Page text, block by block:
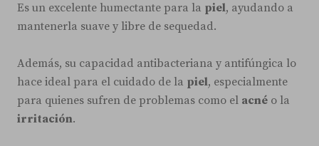
Es un excelente humectante para la piel, ayudando a
mantenerla suave y libre de sequedad.
Además, su capacidad antibacteriana y antifúngica lo
hace ideal para el cuidado de la piel, especialmente
para quienes sufren de problemas como el acné o la
irritación.